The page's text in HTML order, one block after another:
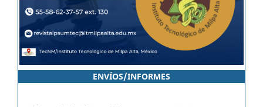
ENVÍOS/INFORMES